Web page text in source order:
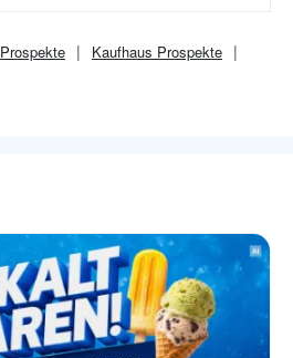
Prospekte Kaufhaus Prospekte